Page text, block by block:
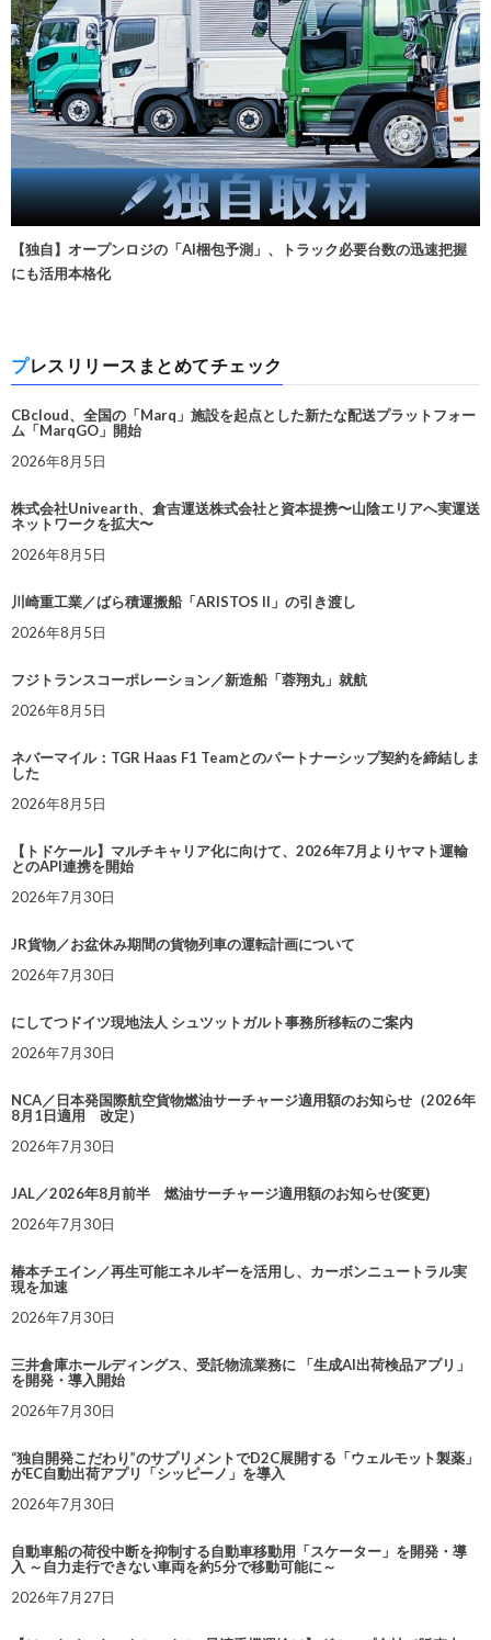
【独自】オープンロジの「AI梱包予測」、トラック必要台数の迅速把握
にも活用本格化
プレスリリースまとめてチェック
CBcloud、全国の「Marq」施設を起点とした新たな配送プラットフォー
ム「MarqGO」開始
2026年8月5日
株式会社Univearth、倉吉運送株式会社と資本提携〜山陰エリアへ実運送
ネットワークを拡大〜
2026年8月5日
川崎重工業／ばら積運搬船「ARISTOS II」の引き渡し
2026年8月5日
フジトランスコーポレーション／新造船「蓉翔丸」就航
2026年8月5日
ネバーマイル：TGR Haas F1 Teamとのパートナーシップ契約を締結しま
した
2026年8月5日
【トドケール】マルチキャリア化に向けて、2026年7月よりヤマト運輸
とのAPI連携を開始
2026年7月30日
JR貨物／お盆休み期間の貨物列車の運転計画について
2026年7月30日
にしてつドイツ現地法人 シュツットガルト事務所移転のご案内
2026年7月30日
NCA／日本発国際航空貨物燃油サーチャージ適用額のお知らせ（2026年
8月1日適用 改定）
2026年7月30日
JAL／2026年8月前半 燃油サーチャージ適用額のお知らせ(変更)
2026年7月30日
椿本チエイン／再生可能エネルギーを活用し、カーボンニュートラル実
現を加速
2026年7月30日
三井倉庫ホールディングス、受託物流業務に 「生成AI出荷検品アプリ」
を開発・導入開始
2026年7月30日
“独自開発こだわり”のサプリメントでD2C展開する「ウェルモット製薬」
がEC自動出荷アプリ「シッピーノ」を導入
2026年7月30日
自動車船の荷役中断を抑制する自動車移動用「スケーター」を開発・導
入 ～自力走行できない車両を約5分で移動可能に～
2026年7月27日